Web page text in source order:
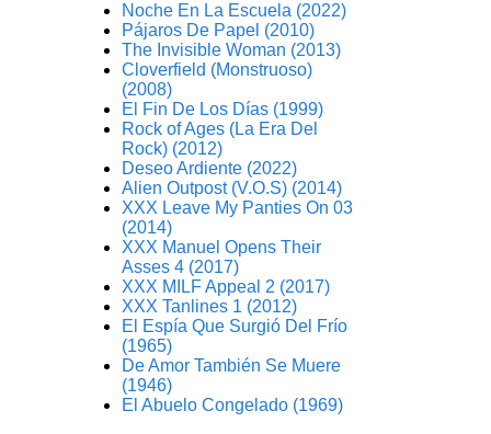
Noche En La Escuela (2022)
Pájaros De Papel (2010)
The Invisible Woman (2013)
Cloverfield (Monstruoso)
(2008)
El Fin De Los Días (1999)
Rock of Ages (La Era Del
Rock) (2012)
Deseo Ardiente (2022)
Alien Outpost (V.O.S) (2014)
XXX Leave My Panties On 03
(2014)
XXX Manuel Opens Their
Asses 4 (2017)
XXX MILF Appeal 2 (2017)
XXX Tanlines 1 (2012)
El Espía Que Surgió Del Frío
(1965)
De Amor También Se Muere
(1946)
El Abuelo Congelado (1969)